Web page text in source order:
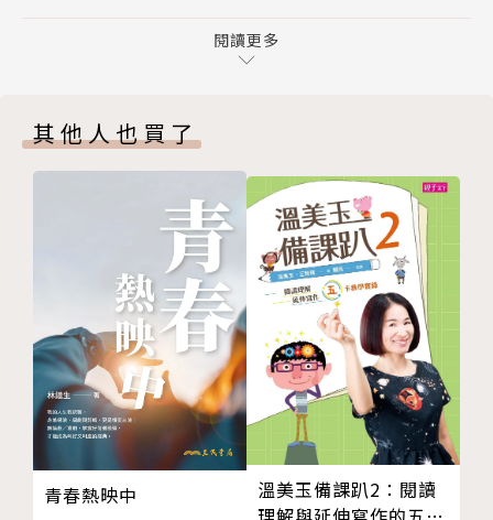
杜威一生學術著作豐富，主要代表作有：《我們如何思
術即經驗》、《邏輯：探求的理論》、《公眾及其問
題》、《人的問題》等等。
相關著作:《我們如何思考：杜威論邏輯思維》
譯者簡介
呂金燮
國立臺北教育大學特殊教育學系教授，專長資優教育與
認知心理學，曾任中華資優教育學會理事長，英國巴斯
大學及澳洲新南威爾斯大學訪問學者。
經歷：1.「華人教養智慧」團隊：文化歷史觀點探討各
第八章 學校是社會安定之所在
第十一章 民主與教育
閱讀更多
其他人也買了
青春熱映中
溫美玉備課趴2：閱讀